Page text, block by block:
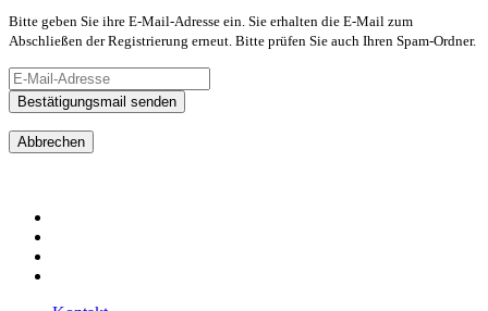
Bitte geben Sie ihre E-Mail-Adresse ein. Sie erhalten die E-Mail zum
Abschließen der Registrierung erneut. Bitte prüfen Sie auch Ihren Spam-Ordner.
Bestätigungsmail senden
Abbrechen